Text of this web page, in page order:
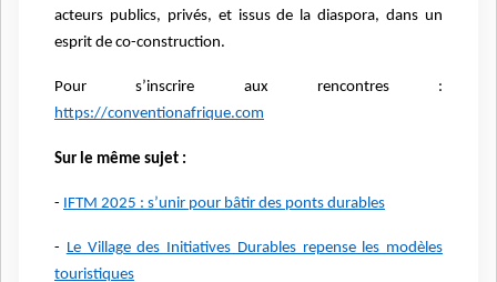
acteurs publics, privés, et issus de la diaspora, dans un
esprit de co-construction.
Pour s’inscrire aux rencontres :
https://conventionafrique.com
Sur le même sujet :
- IFTM 2025 : s’unir pour bâtir des ponts durables
- Le Village des Initiatives Durables repense les modèles
touristiques